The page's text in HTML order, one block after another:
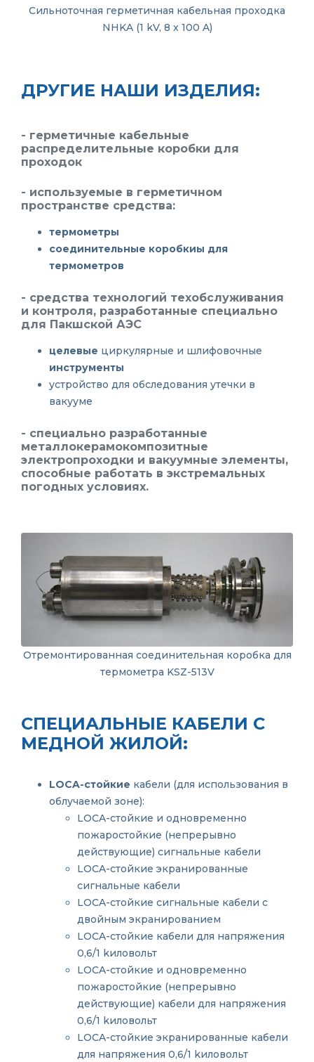
Сильноточная герметичная кабельная проходка
NHKA (1 kV, 8 x 100 A)
ДРУГИЕ НАШИ ИЗДЕЛИЯ:
- герметичные кабельные
распределительные коробки для
проходок
- используемые в герметичном
пространстве средства:
термометры
соединительные коробкиы для
термометров
- средства технологий техобслуживания
и контроля, разработанные специально
для Пакшской АЭС
целевые циркулярные и шлифовочные
инструменты
устройство для обследования утечки в
вакууме
- специально разработанные
металлокерамокомпозитные
электропроходки и вакуумные элементы,
способные работать в экстремальных
погодных условиях.
Отремонтированная соединительная коробка для
термометра KSZ-513V
СПЕЦИАЛЬНЫЕ КАБЕЛИ С
МЕДНОЙ ЖИЛОЙ:
LOCA-стойкие кабели (для использования в
облучаемой зоне):
LOCA-стойкие и одновременно
пожаростойкие (непрерывно
действующие) сигнальные кабели
LOCA-стойкие экранированные
сигнальные кабели
LOCA-стойкие сигнальные кабели с
двойным экранированием
LOCA-стойкие кабели для напряжения
0,6/1 kиловольт
LOCA-стойкие и одновременно
пожаростойкие (непрерывно
действующие) кабели для напряжения
0,6/1 kиловольт
LOCA-стойкие экранированные кабели
для напряжения 0,6/1 kиловольт